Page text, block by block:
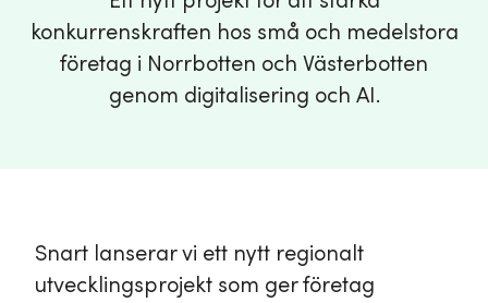
konkurrenskraften hos små och medelstora
företag i Norrbotten och Västerbotten
genom digitalisering och AI.
Snart lanserar vi ett nytt regionalt
utvecklingsprojekt som ger företag